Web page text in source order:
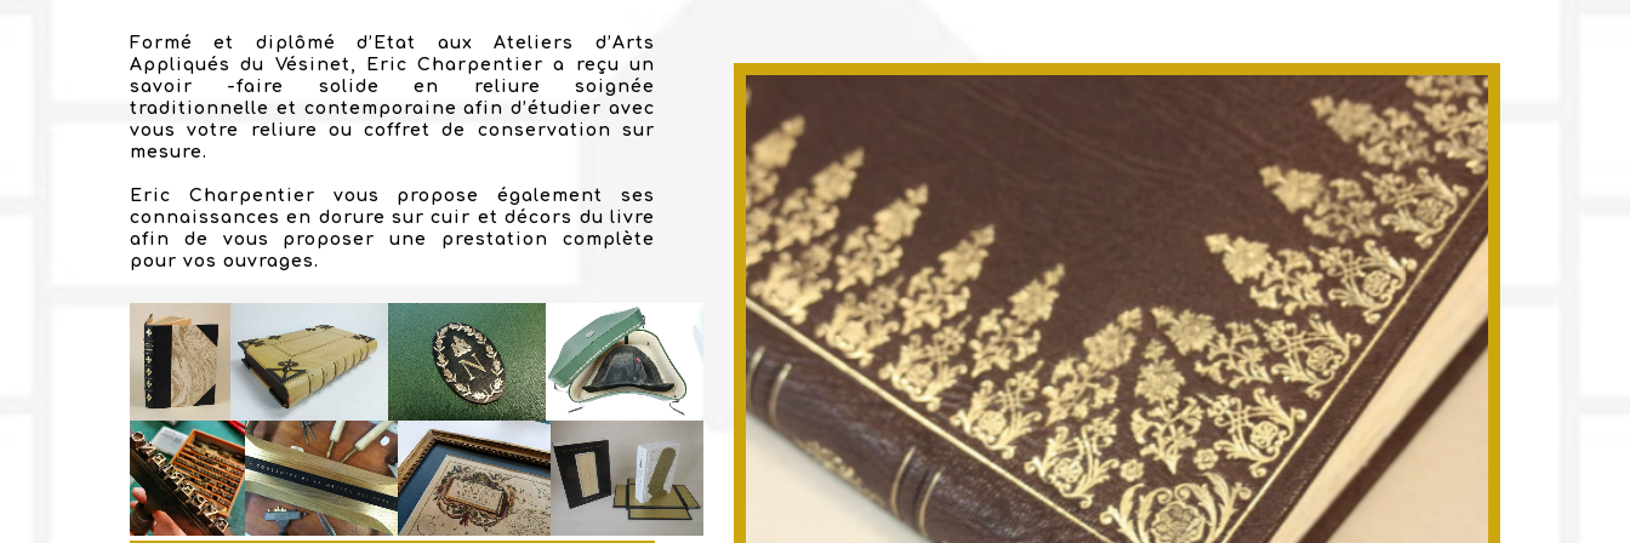
Formé et diplômé d’Etat aux Ateliers d’Arts
Appliqués du Vésinet, Eric Charpentier a reçu un
savoir -faire solide en reliure soignée
traditionnelle et contemporaine afin d’étudier avec
vous votre reliure ou coffret de conservation sur
mesure.
Eric Charpentier vous propose également ses
connaissances en dorure sur cuir et décors du livre
afin de vous proposer une prestation complète
pour vos ouvrages.